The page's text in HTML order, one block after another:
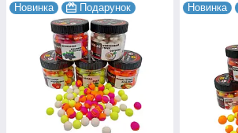
Новинка Подарунок Новинка